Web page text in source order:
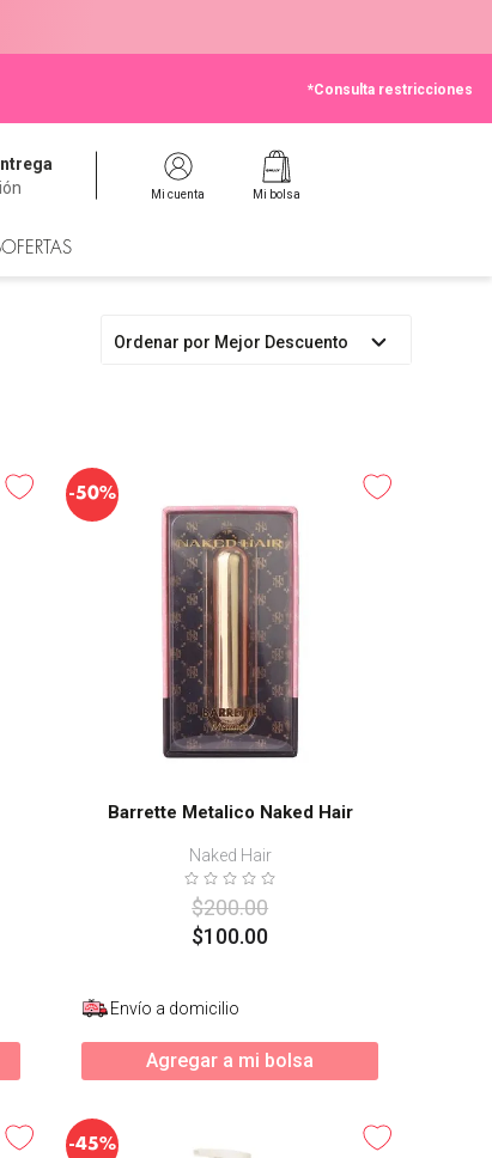
*Consulta restricciones
Mi cuenta Mi bolsa
OFERTAS
Ordenar por Mejor Descuento
-50%
Barrette Metalico Naked Hair
Naked Hair
$200.00
$100.00
Envío a domicilio
Agregar a mi bolsa
-45%